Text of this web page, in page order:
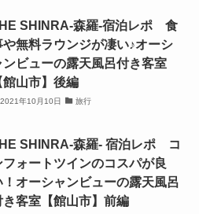
SHINRA-森羅-宿泊レポ 食
や無料ラウンジが凄い♪オーシ
ンビューの露天風呂付き客室
館山市】後編
2021年10月10日 旅行
SHINRA-森羅- 宿泊レポ コ
フォートツインのコスパが良
！オーシャンビューの露天風呂
き客室【館山市】前編